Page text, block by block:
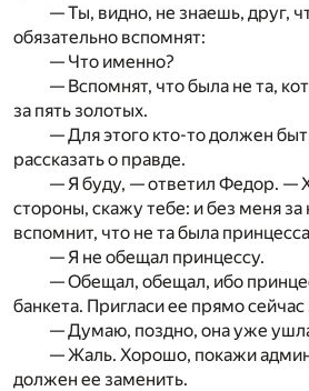
— Ты, видно, не знаешь, друг,
обязательно вспомнят:
— Что именно?
— Вспомнят, что была не та,
за пять золотых.
— Для этого кто-то должен
рассказать о правде.
— Я буду, — ответил Федор. —
стороны, скажу тебе: и без меня
вспомнит, что не та была
— Я не обещал принцессу.
— Обещал, обещал, ибо
банкета. Пригласи ее прямо сейчас
— Думаю, поздно, она уже
— Жаль. Хорошо, покажи
должен ее заменить.